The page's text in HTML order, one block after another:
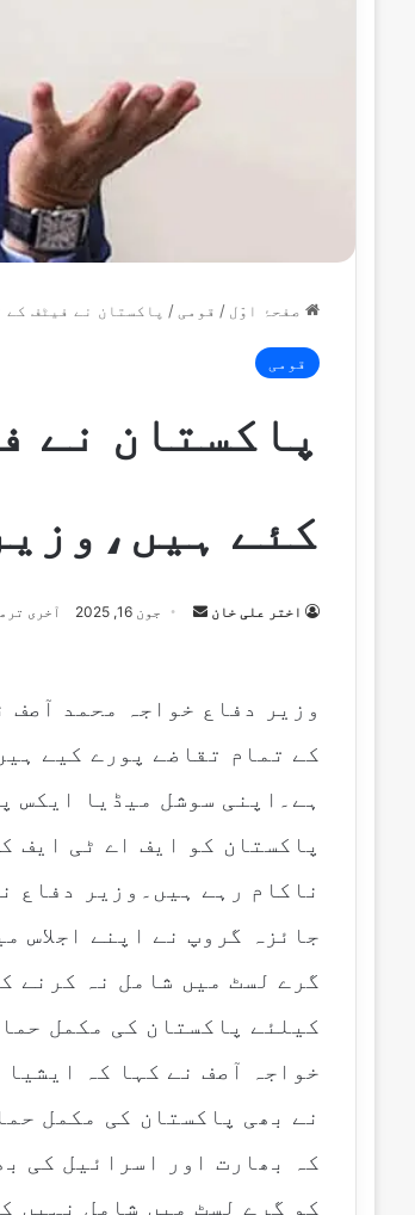
صفحۂ اوّل / قومی / پاکستان نے فیٹف
قومی
پاکستان نے
کئے
اختر علی خان
S
n
m
جون 16, 2025 آخری ترمیم
وزیر دفاع خواجہ محمد
کے تمام تقاضے پورے کیے
ہے۔اپنی سوشل میڈیا ایکس
پاکستان کو ایف اے ٹی ایف
ناکام رہے ہیں۔وزیر دفاع
جائزہ گروپ نے اپنے اجلاس
گرے لسٹ میں شامل نہ کرنے
کیلئے پاکستان کی مکمل
خواجہ آصف نے کہا کہ
نے بھی پاکستان کی مکمل
کہ بھارت اور اسرائیل کی
کو گرے لسٹ میں شامل نہیں